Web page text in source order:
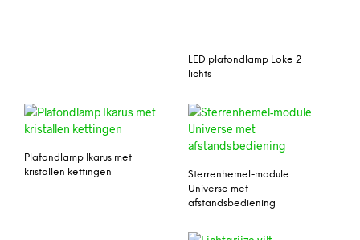
LED plafondlamp Loke 2
lichts
Plafondlamp Ikarus met
kristallen kettingen
Sterrenhemel-module
Universe met
afstandsbediening